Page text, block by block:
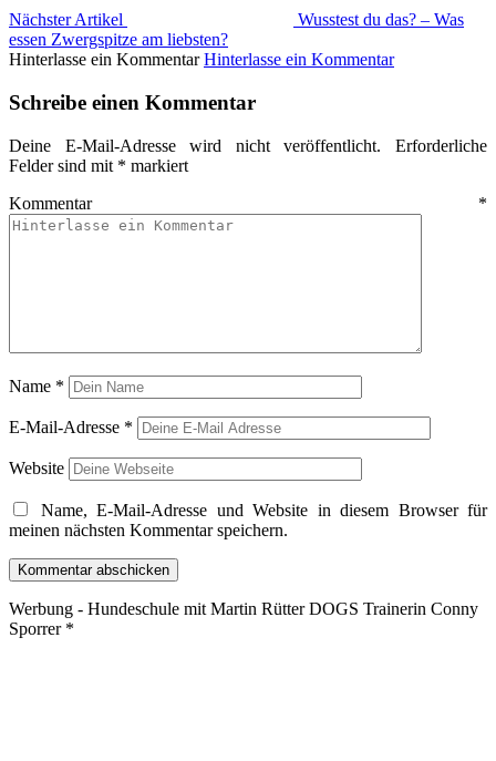
Nächster Artikel
Wusstest du das? – Was
essen Zwergspitze am liebsten?
Hinterlasse ein Kommentar Hinterlasse ein Kommentar
Schreibe einen Kommentar
Deine E-Mail-Adresse wird nicht veröffentlicht.
Erforderliche
Felder sind mit * markiert
Kommentar *
Name *
E-Mail-Adresse *
Website
Name, E-Mail-Adresse und Website in diesem Browser für
meinen nächsten Kommentar speichern.
Werbung - Hundeschule mit Martin Rütter DOGS Trainerin Conny
Sporrer *